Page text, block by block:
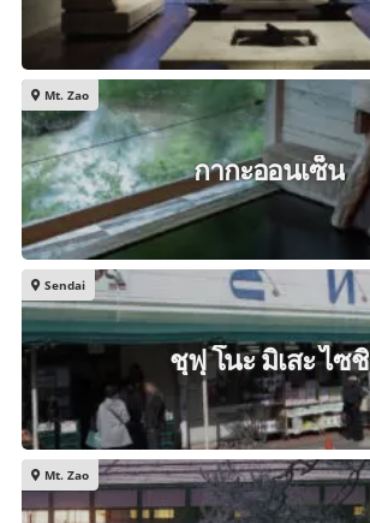
Mt. Zao
กากะออนเซ็น
Sendai
ชุฟุ โนะ มิเสะ ไซชิ
Mt. Zao